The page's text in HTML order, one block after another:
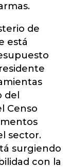
de
está
del
Censo
sector.
surgiendo
con la